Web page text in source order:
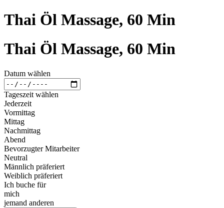
Thai Öl Massage, 60 Min
Thai Öl Massage, 60 Min
Datum wählen
Tageszeit wählen
Jederzeit
Vormittag
Mittag
Nachmittag
Abend
Bevorzugter Mitarbeiter
Neutral
Männlich präferiert
Weiblich präferiert
Ich buche für
mich
jemand anderen